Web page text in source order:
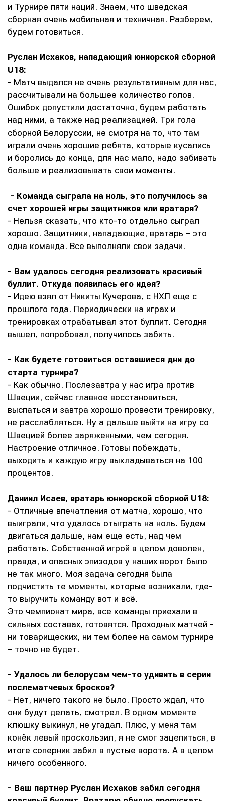
и Турнире пяти наций. Знаем, что шведская
сборная очень мобильная и техничная. Разберем,
будем готовиться.
Руслан Исхаков, нападающий юниорской сборной
U18:
- Матч выдался не очень результативным для нас,
рассчитывали на большее количество голов.
Ошибок допустили достаточно, будем работать
над ними, а также над реализацией. Три гола
сборной Белоруссии, не смотря на то, что там
играли очень хорошие ребята, которые кусались
и боролись до конца, для нас мало, надо забивать
больше и реализовывать свои моменты.
- Команда сыграла на ноль, это получилось за
счет хорошей игры защитников или вратаря?
- Нельзя сказать, что кто-то отдельно сыграл
хорошо. Защитники, нападающие, вратарь – это
одна команда. Все выполняли свои задачи.
- Вам удалось сегодня реализовать красивый
буллит. Откуда появилась его идея?
- Идею взял от Никиты Кучерова, с НХЛ еще с
прошлого года. Периодически на играх и
тренировках отрабатывал этот буллит. Сегодня
вышел, попробовал, получилось забить.
- Как будете готовиться оставшиеся дни до
старта турнира?
- Как обычно. Послезавтра у нас игра против
Швеции, сейчас главное восстановиться,
выспаться и завтра хорошо провести тренировку,
не расслабляться. Ну а дальше выйти на игру со
Швецией более заряженными, чем сегодня.
Настроение отличное. Готовы побеждать,
выходить и каждую игру выкладываться на 100
процентов.
Даниил Исаев, вратарь юниорской сборной U18:
- Отличные впечатления от матча, хорошо, что
выиграли, что удалось отыграть на ноль. Будем
двигаться дальше, нам еще есть, над чем
работать. Собственной игрой в целом доволен,
правда, и опасных эпизодов у наших ворот было
не так много. Моя задача сегодня была
подчистить те моменты, которые возникали, где-
то выручить команду вот и всё.
Это чемпионат мира, все команды приехали в
сильных составах, готовятся. Проходных матчей -
ни товарищеских, ни тем более на самом турнире
– точно не будет.
- Удалось ли белорусам чем-то удивить в серии
послематчевых бросков?
- Нет, ничего такого не было. Просто ждал, что
они будут делать, смотрел. В одном моменте
клюшку выкинул, не угадал. Плюс, у меня там
конёк левый проскользил, я не смог зацепиться, в
итоге соперник забил в пустые ворота. А в целом
ничего особенного.
- Ваш партнер Руслан Исхаков забил сегодня